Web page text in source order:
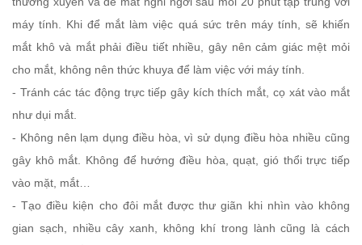
máy tính. Khi để mắt làm việc quá sức trên máy tính, sẽ khiến
mắt khô và mắt phải điều tiết nhiều, gây nên cảm giác mệt mỏi
cho mắt, không nên thức khuya để làm việc với máy tính.
- Tránh các tác động trực tiếp gây kích thích mắt, cọ xát vào mắt
như dụi mắt.
- Không nên lạm dụng điều hòa, vì sử dụng điều hòa nhiều cũng
gây khô mắt. Không để hướng điều hòa, quạt, gió thổi trực tiếp
vào mặt, mắt…
- Tạo điều kiện cho đôi mắt được thư giãn khi nhìn vào không
gian sạch, nhiều cây xanh, không khí trong lành cũng là cách